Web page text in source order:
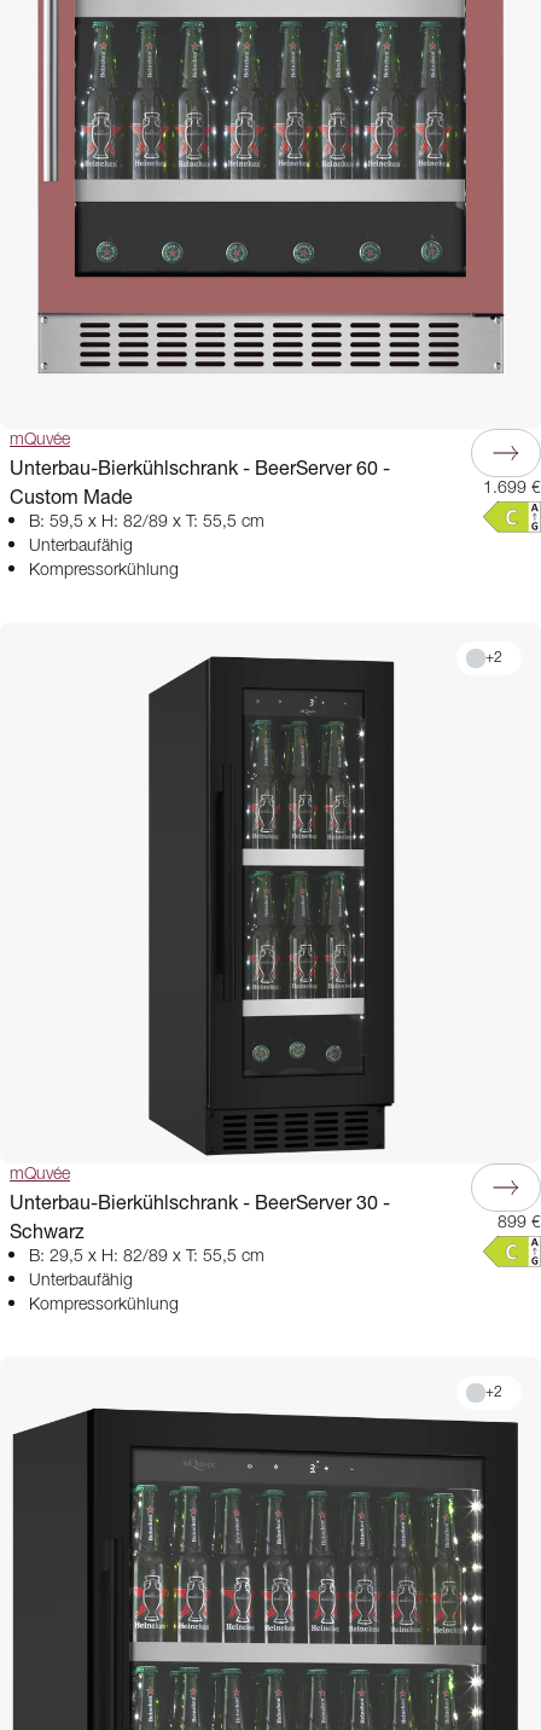
mQuvée
Unterbau-Bierkühlschrank - BeerServer 60 -
Custom Made
B: 59,5 x H: 82/89 x T: 55,5 cm
Unterbaufähig
Kompressorkühlung
1.699 €
+2
mQuvée
Unterbau-Bierkühlschrank - BeerServer 30 -
Schwarz
B: 29,5 x H: 82/89 x T: 55,5 cm
Unterbaufähig
Kompressorkühlung
899 €
+2